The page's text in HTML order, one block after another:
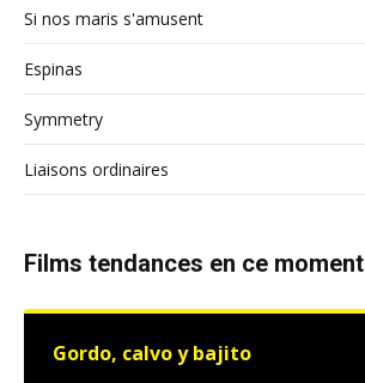
Si nos maris s'amusent
Espinas
Symmetry
Liaisons ordinaires
Films tendances en ce moment
Gordo, calvo y bajito